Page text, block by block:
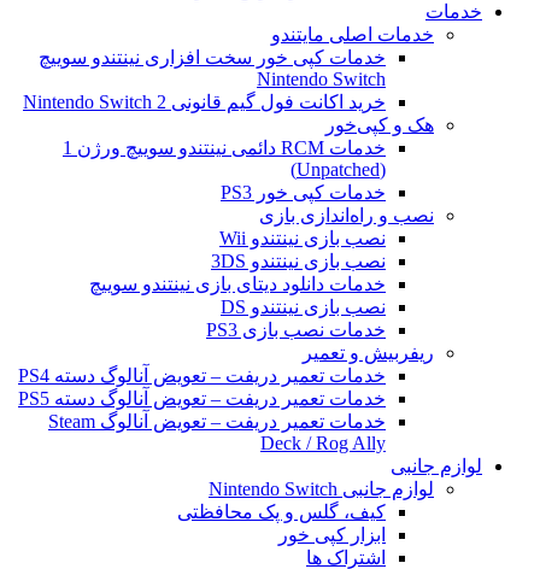
خدمات
خدمات اصلی مایتندو
خدمات کپی خور سخت افزاری نینتندو سوییچ
Nintendo Switch
خرید اکانت فول گیم قانونی Nintendo Switch 2
هک و کپی‌خور
خدمات RCM دائمی نینتندو سوییچ ورژن 1
(Unpatched)
خدمات کپی خور PS3
نصب و راه‌اندازی بازی
نصب بازی نینتندو Wii
نصب بازی نینتندو 3DS
خدمات دانلود دیتای بازی نینتندو سوییچ
نصب بازی نینتندو DS
خدمات نصب بازی PS3
ریفربیش و تعمیر
خدمات تعمیر دریفت – تعویض آنالوگ دسته PS4
خدمات تعمیر دریفت – تعویض آنالوگ دسته PS5
خدمات تعمیر دریفت – تعویض آنالوگ Steam
Deck / Rog Ally
لوازم جانبی
لوازم جانبی Nintendo Switch
کیف، گلس و پک محافظتی
ابزار کپی خور
اشتراک ها